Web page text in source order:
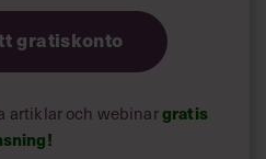
gratiskonto
artiklar och webinargratis